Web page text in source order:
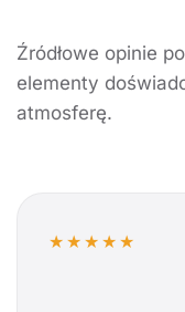
Źródłowe opinie
elementy
atmosferę.
★★★★★